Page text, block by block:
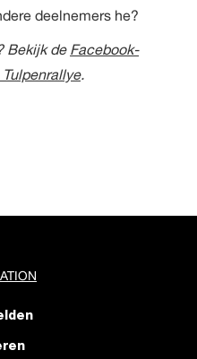
deelnemers he?
Bekijk de Facebook-
.